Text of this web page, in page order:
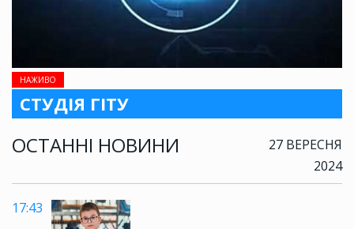
НАЖИВО
СТУДІЯ ГІТУ
ОСТАННІ НОВИНИ
27 ВЕРЕСНЯ
2024
17:43